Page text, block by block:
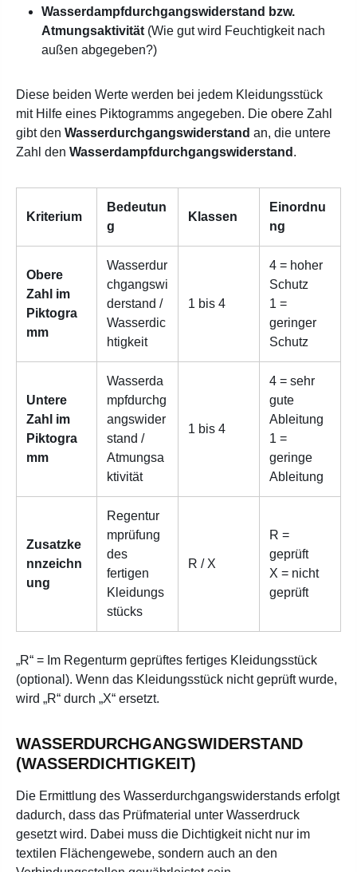
Wasserdampfdurchgangswiderstand bzw.
Atmungsaktivität (Wie gut wird Feuchtigkeit nach
außen abgegeben?)
Diese beiden Werte werden bei jedem Kleidungsstück
mit Hilfe eines Piktogramms angegeben. Die obere Zahl
gibt den Wasserdurchgangswiderstand an, die untere
Zahl den Wasserdampfdurchgangswiderstand .
Kriterium
Bedeutun
g
Klassen
Einordnu
ng
Obere
Zahl im
Piktogra
mm
Wasserdur
chgangswi
derstand /
Wasserdic
htigkeit
1 bis 4
4 = hoher
Schutz
1 =
geringer
Schutz
Untere
Zahl im
Piktogra
mm
Wasserda
mpfdurchg
angswider
stand /
Atmungsa
ktivität
1 bis 4
4 = sehr
gute
Ableitung
1 =
geringe
Ableitung
Zusatzke
nnzeichn
ung
Regentur
mprüfung
des
fertigen
Kleidungs
stücks
R / X
R =
geprüft
X = nicht
geprüft
„R“ = Im Regenturm geprüftes fertiges Kleidungsstück
(optional). Wenn das Kleidungsstück nicht geprüft wurde,
wird „R“ durch „X“ ersetzt.
WASSERDURCHGANGSWIDERSTAND
(WASSERDICHTIGKEIT)
Die Ermittlung des Wasserdurchgangswiderstands erfolgt
dadurch, dass das Prüfmaterial unter Wasserdruck
gesetzt wird. Dabei muss die Dichtigkeit nicht nur im
textilen Flächengewebe, sondern auch an den